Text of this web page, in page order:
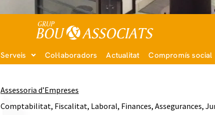
Serveis Col·laboradors Actualitat Compromís social
Assessoria d’Empreses
Comptabilitat, Fiscalitat, Laboral, Finances, Assegurances,